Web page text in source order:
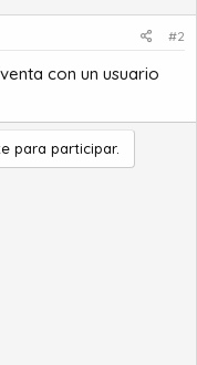
#2
con un usuario
para participar.